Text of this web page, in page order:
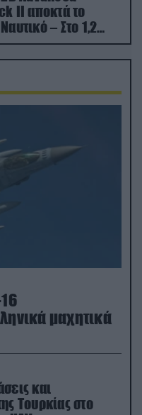
II αποκτά το
– Στο 1,2
κόστος
μαχητικά
και
Τουρκίας στο